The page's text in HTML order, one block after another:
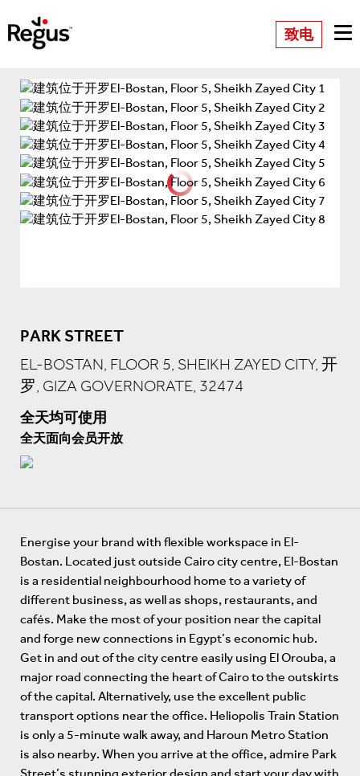
致电
PARK STREET
EL-BOSTAN, FLOOR 5, SHEIKH ZAYED CITY, 开
罗, GIZA GOVERNORATE, 32474
全天均可使用
全天面向会员开放
Energise your brand with flexible workspace in El-
Bostan. Located just outside Cairo city centre, El-Bostan
is a residential neighbourhood home to a variety of
different business, as well as shops, restaurants, and
cafés. Make the most of your position near the capital
and forge new connections in Egypt’s economic hub.
Get in and out of the city centre easily using El Orouba, a
major road connecting the heart of Cairo to the outskirts
of the capital. Alternatively, use the excellent public
transport options near the office. Heliopolis Train Station
is only a 5-minute walk away, and Haroun Metro Station
is also nearby. When you arrive at the office, admire Park